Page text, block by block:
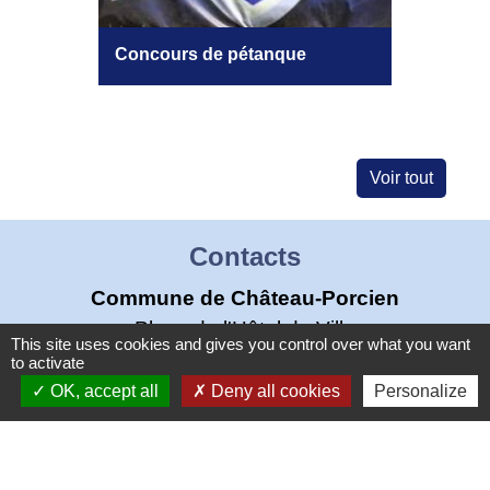
Concours de pétanque
Voir tout
Contacts
Commune de Château-Porcien
Place de l'Hôtel de Ville
08360 Château-Porcien - FRANCE
+33 3 24 72 80 95
Contact par formulaire
This site uses cookies and gives you control over what you want
to activate
OK, accept all
Deny all cookies Personalize